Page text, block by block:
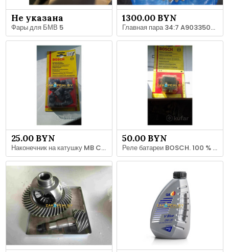
Не указана
Фары для БМВ 5
1300.00 BYN
Главная пара 34:7 A9033500439
25.00 BYN
Наконечник на катушку MB C, E S- KLASS 0356250035 BOSCH Распределитель зажигания
50.00 BYN
Реле батареи BOSCH. 100 % Оригинал Почта европочта